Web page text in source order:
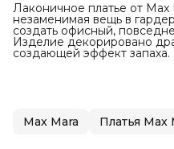
Лаконичное платье от Max
незаменимая вещь в
создать офисный,
Изделие декорировано
создающей эффект запаха.
Max Mara Платья Max